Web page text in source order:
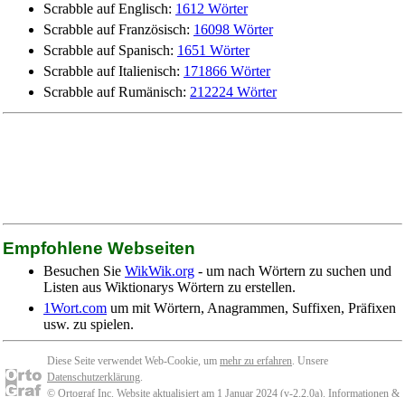
Scrabble auf Englisch: 1612 Wörter
Scrabble auf Französisch: 16098 Wörter
Scrabble auf Spanisch: 1651 Wörter
Scrabble auf Italienisch: 171866 Wörter
Scrabble auf Rumänisch: 212224 Wörter
Empfohlene Webseiten
Besuchen Sie WikWik.org - um nach Wörtern zu suchen und
Listen aus Wiktionarys Wörtern zu erstellen.
1Wort.com um mit Wörtern, Anagrammen, Suffixen, Präfixen
usw. zu spielen.
Diese Seite verwendet Web-Cookie, um mehr zu erfahren. Unsere
Datenschutzerklärung.
© Ortograf Inc. Website aktualisiert am 1 Januar 2024 (v-2.2.0a). Informationen &